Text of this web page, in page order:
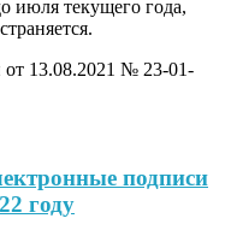
июля текущего года,
13.08.2021 № 23-01-
подписи
году